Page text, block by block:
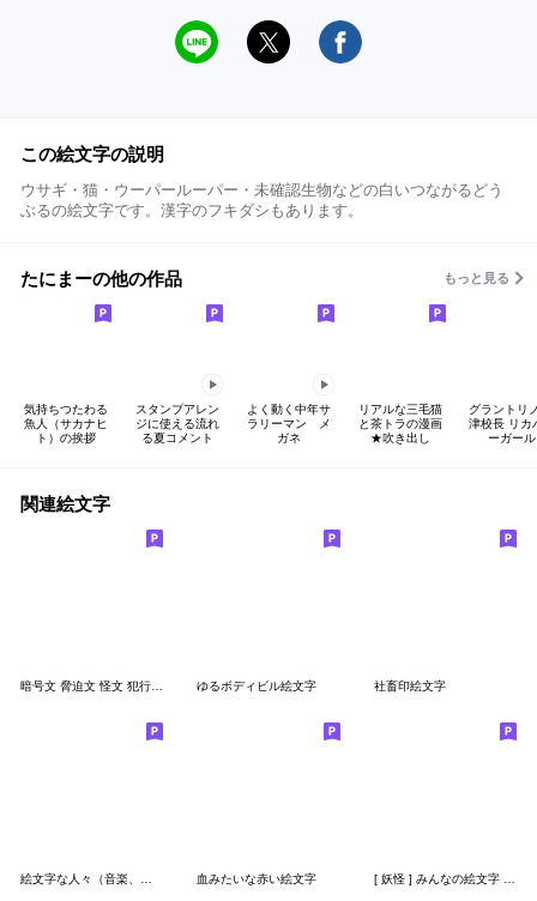
この絵文字の説明
ウサギ・猫・ウーパールーパー・未確認生物などの白いつながるどう
ぶるの絵文字です。漢字のフキダシもあります。
たにまーの他の作品 もっと見る
気持ちつたわる
魚人（サカナヒ
ト）の挨拶
スタンプアレン
ジに使える流れ
る夏コメント
よく動く中年サ
ラリーマン メ
ガネ
リアルな三毛猫
と茶トラの漫画
★吹き出し
グラントリ
津校長 リカ
ーガール
関連絵文字
ゆるボディビル絵文字 社畜印絵文字
絵文字な人々（音楽、スポーツ、着ぐるみ） 血みたいな赤い絵文字 [ 妖怪 ] みんなの絵文字 基本セット